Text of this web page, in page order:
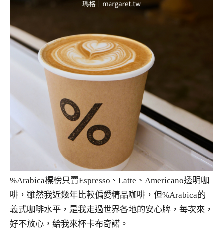
%Arabica標榜只賣Espresso、Latte、Americano透明咖
啡，雖然我近幾年比較偏愛精品咖啡，但%Arabica的
義式咖啡水平，是我走過世界各地的安心牌，每次來，
好不放心，給我來杯卡布奇諾。